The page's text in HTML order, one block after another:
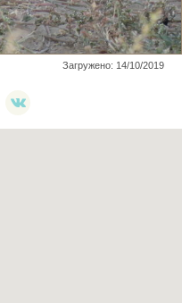
Загружено: 14/10/2019